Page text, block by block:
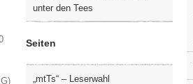
unter den Tees
Seiten
„mtTs“ – Leserwahl